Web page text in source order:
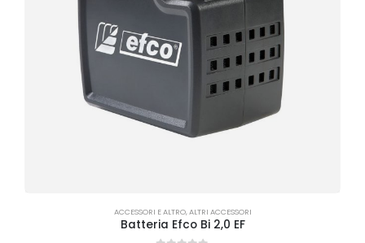
ACCESSORI E ALTRO,ALTRI ACCESSORI
Batteria Efco Bi 2,0 EF